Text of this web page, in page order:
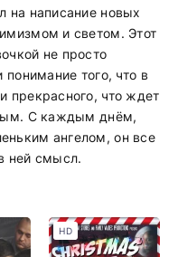
на написание новых
и светом. Этот
не просто
того, что в
прекрасного, что ждет
С каждым днём,
ангелом, он все
ней смысл.
HD